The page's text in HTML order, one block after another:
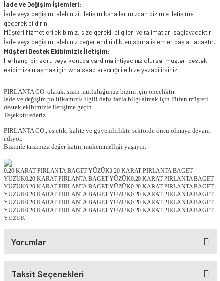
İade ve Değişim İşlemleri:
İade veya değişim talebinizi, iletişim kanallarımızdan bizimle iletişime
geçerek bildirin.
Müşteri hizmetleri ekibimiz, size gerekli bilgileri ve talimatları sağlayacaktır.
İade veya değişim talebiniz değerlendirildikten sonra işlemler başlatılacaktır.
Müşteri Destek Ekibimizle İletişim:
Herhangi bir soru veya konuda yardıma ihtiyacınız olursa, müşteri destek
ekibimize ulaşmak için whatsaap aracılığı ile bize yazabilirsiniz.
PIRLANTA CO. olarak, sizin mutluluğunuz bizim için önceliktir.
İade ve değişim politikamızla ilgili daha fazla bilgi almak için lütfen müşteri
destek ekibimizle iletişime geçin.
Teşekkür ederiz.
PIRLANTA CO., estetik, kalite ve güvenilirlikte sektörde öncü olmaya devam
ediyor.
Bizimle tarzınıza değer katın, mükemmelliği yaşayın.
0.20 KARAT PIRLANTA BAGET YÜZÜK0.20 KARAT PIRLANTA BAGET
YÜZÜK0.20 KARAT PIRLANTA BAGET YÜZÜK0.20 KARAT PIRLANTA BAGET
YÜZÜK0.20 KARAT PIRLANTA BAGET YÜZÜK0.20 KARAT PIRLANTA BAGET
YÜZÜK0.20 KARAT PIRLANTA BAGET YÜZÜK0.20 KARAT PIRLANTA BAGET
YÜZÜK0.20 KARAT PIRLANTA BAGET YÜZÜK0.20 KARAT PIRLANTA BAGET
YÜZÜK0.20 KARAT PIRLANTA BAGET YÜZÜK0.20 KARAT PIRLANTA BAGET
YÜZÜK
Yorumlar
Taksit Seçenekleri